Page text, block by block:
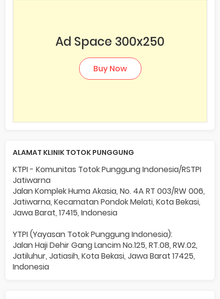
Ad Space 300x250
Buy Now
ALAMAT KLINIK TOTOK PUNGGUNG
KTPI - Komunitas Totok Punggung Indonesia/RSTPI
Jatiwarna
Jalan Komplek Huma Akasia, No. 4A RT 003/RW 006,
Jatiwarna, Kecamatan Pondok Melati, Kota Bekasi,
Jawa Barat, 17415, Indonesia
YTPI (Yayasan Totok Punggung Indonesia):
Jalan Haji Dehir Gang Lancim No.125, RT.08, RW.02,
Jatiluhur, Jatiasih, Kota Bekasi, Jawa Barat 17425,
Indonesia